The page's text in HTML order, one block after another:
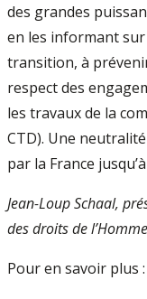
des grandes
en les informant
transition, à
respect des
les travaux de la
CTD). Une
par la France
Jean-Loup Schaal,
des droits de
Pour en savoir plus :